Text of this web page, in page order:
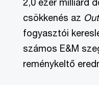
csökkenés az
fogyasztói
számos E&M
reménykeltő